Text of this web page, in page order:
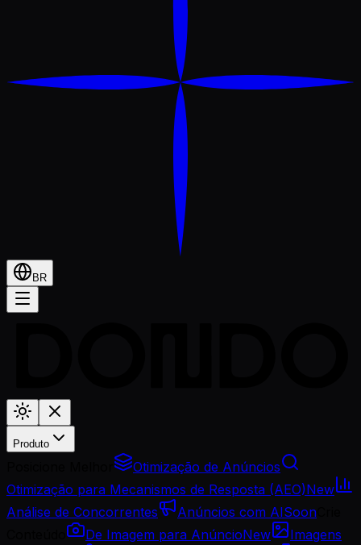
BR
Produto
Otimização de Anúncios
Otimização para Mecanismos de Resposta (AEO)New
Análise de Concorrentes
Anúncios com AISoon
De Imagem para AnúncioNew
Imagens